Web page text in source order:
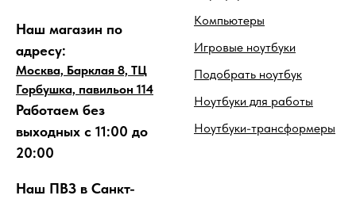
Наш магазин по
адресу:
Москва, Барклая 8, ТЦ
Горбушка, павильон 114
Работаем без
выходных с 11:00 до
20:00
Наш ПВЗ в Санкт-
Компьютеры
Игровые ноутбуки
Подобрать ноутбук
Ноутбуки для работы
Ноутбуки-трансформеры